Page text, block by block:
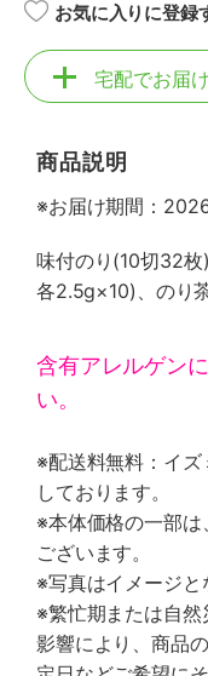
お気に入りに登録
宅配でお届け
商品説明
※お届け期間：
味付のり(10切32
各2.5g×10)、のり
含有アレルゲン
い。
※配送料無料：イ
しております。
※本体価格の一部
ございます。
※写真はイメージと
※繁忙期または自然
影響により、商品